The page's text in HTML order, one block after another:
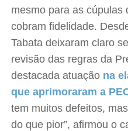
mesmo para as cúpulas
cobram fidelidade.
Tabata deixaram claro
revisão das regras da
destacada atuação na
que aprimoraram a
tem muitos defeitos,
do que pior”, afirmou o